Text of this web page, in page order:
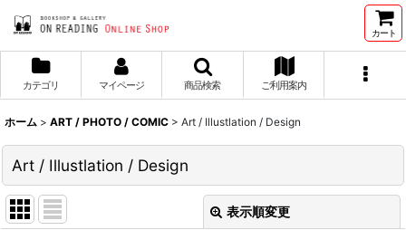
カート
カテゴリ マイページ 商品検索 ご利用案内
ホーム > ART / PHOTO / COMIC > Art / Illustlation / Design
Art / Illustlation / Design
表示順変更